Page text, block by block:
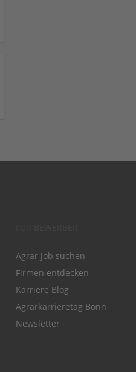
Agrar Job suchen
Firmen entdecken
Karriere Blog
Agrarkarrieretag Bonn
Newsletter